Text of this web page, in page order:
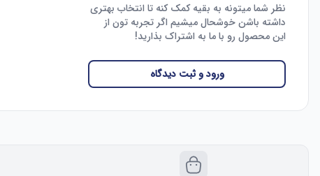
نظر شما میتونه به بقیه کمک کنه تا انتخاب بهتری
داشته باشن خوشحال میشیم اگر تجربه تون از
این محصول رو با ما به اشتراک بذارید!
ورود و ثبت دیدگاه